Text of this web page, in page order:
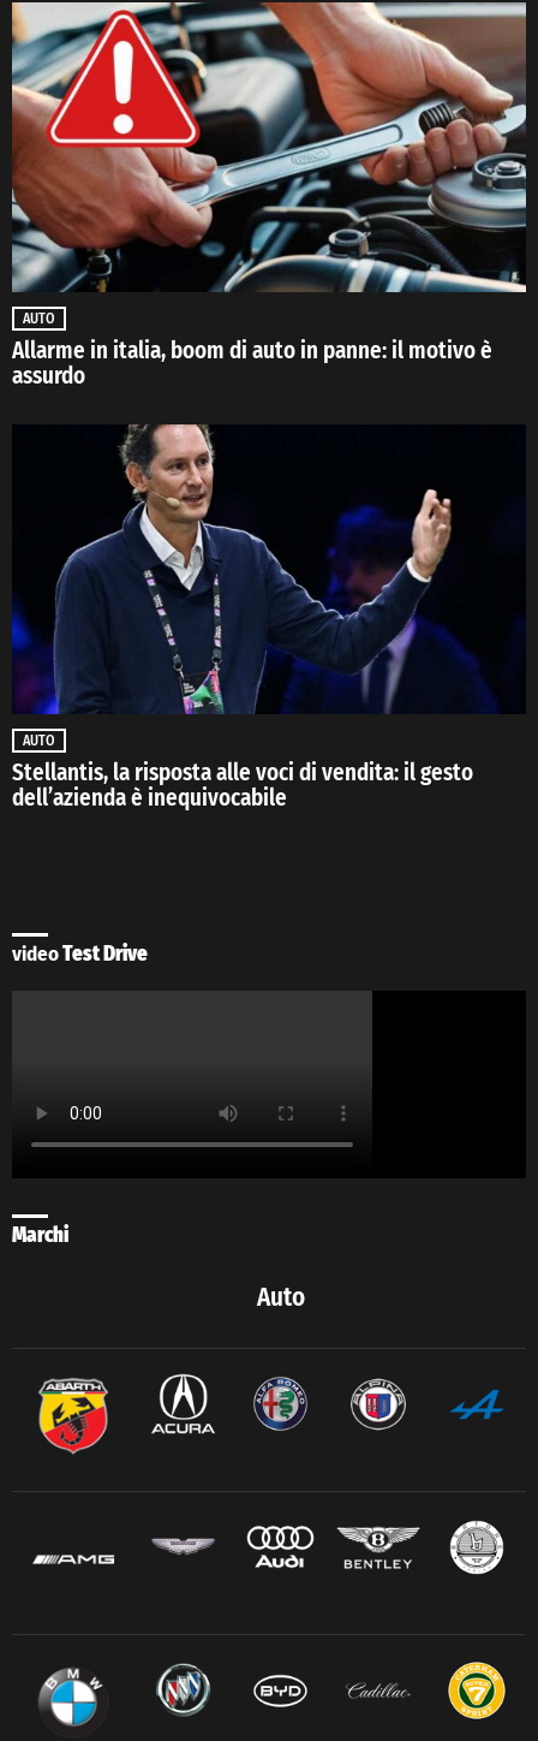
AUTO
Allarme in italia, boom di auto in panne: il motivo è
assurdo
AUTO
Stellantis, la risposta alle voci di vendita: il gesto
dell’azienda è inequivocabile
videoTest Drive
Marchi
Auto